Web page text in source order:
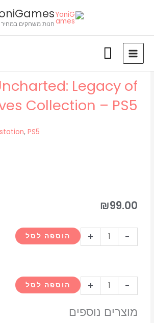
חנות משחקים במחיר
Legacy of
Collection – PS5
,PS5
₪99.00
-
של
Thieves
Collection
+ הוספה לסל
-
של
Uncharted:
+ הוספה לסל
מוצרים נוספים